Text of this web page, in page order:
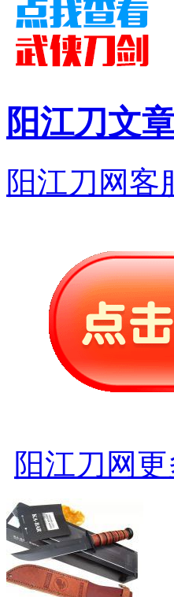
阳江刀文
阳江刀网客
阳江刀网